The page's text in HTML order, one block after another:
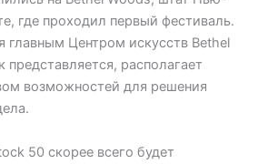
где проходил первый фестиваль.
главным Центром искусств Bethel
располагает
возможностей для решения
50 скорее всего будет